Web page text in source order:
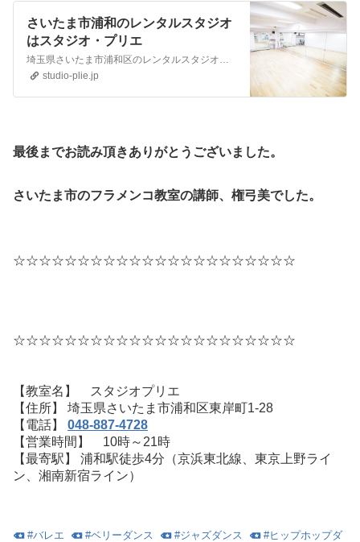
さいたま市浦和のレンタルスタジオ
はスタジオ・プリエ
埼玉県さいたま市浦和区のレンタルスタジオ。浦和駅徒歩4分のスタジオ・プリエは、レンタルスタジオとフラメンコ教室を運営。 バレエ、フラダンス、ベリーダンス、ジャズダンス、社交ダンス、ヨガ、気功、ヒップホップダンスなどに、ご利用いただいています。
studio-plie.jp
最後までお読み頂きありがとうございました。
さいたま市のフラメンコ教室の講師、権弓美でした。
☆☆☆☆☆☆☆☆☆☆☆☆☆☆☆☆☆☆☆☆☆☆
☆☆☆☆☆☆☆☆☆☆☆☆☆☆☆☆☆☆☆☆☆☆
【教室名】 スタジオプリエ
【住所】 埼玉県さいたま市浦和区東岸町1-28
【電話】 048-887-4728
【営業時間】 10時～21時
【最寄駅】 浦和駅徒歩4分（京浜東北線、東京上野ライ
ン、湘南新宿ライン）
#バレエ #ベリーダンス #ジャズダンス #ヒップホップダ